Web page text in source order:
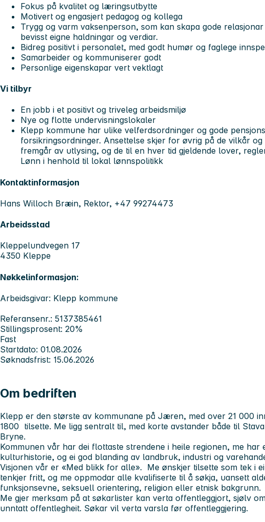
Fokus på kvalitet og læringsutbytte
Motivert og engasjert pedagog og kollega
Trygg og varm vaksenperson, som kan skapa gode
bevisst eigne haldningar og verdiar.
Bidreg positivt i personalet, med godt humør og faglege
Samarbeider og kommuniserer godt
Personlige eigenskapar vert vektlagt
Vi tilbyr
En jobb i et positivt og triveleg arbeidsmiljø
Nye og flotte undervisningslokaler
Klepp kommune har ulike velferdsordninger og gode
forsikringsordninger. Ansettelse skjer for øvrig på de vilkår
fremgår av utlysing, og de til en hver tid gjeldende lover,
Lønn i henhold til lokal lønnspolitikk
Kontaktinformasjon
Hans Willoch Bræin, Rektor, +47 99274473
Arbeidsstad
Kleppelundvegen 17
4350 Kleppe
Nøkkelinformasjon:
Arbeidsgivar: Klepp kommune
Referansenr.: 5137385461
Stillingsprosent: 20%
Fast
Startdato: 01.08.2026
Søknadsfrist: 15.06.2026
Om bedriften
Klepp er den største av kommunane på Jæren, med over 21 000
1800 tilsette. Me ligg sentralt til, med korte avstander både til
Bryne.
Kommunen vår har dei flottaste strendene i heile regionen, me har
kulturhistorie, og ei god blanding av landbruk, industri og
Visjonen vår er «Med blikk for alle». Me ønskjer tilsette som tek i
tenkjer fritt, og me oppmodar alle kvalifiserte til å søkja, uansett
funksjonsevne, seksuell orientering, religion eller etnisk bakgrunn.
Me gjer merksam på at søkarlister kan verta offentleggjort, sjølv
unntatt offentlegheit. Søkar vil verta varsla før offentleggjering.